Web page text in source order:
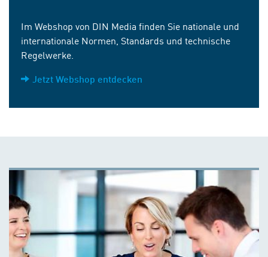
Im Webshop von DIN Media finden Sie nationale und
internationale Normen, Standards und technische
Regelwerke.
Jetzt Webshop entdecken